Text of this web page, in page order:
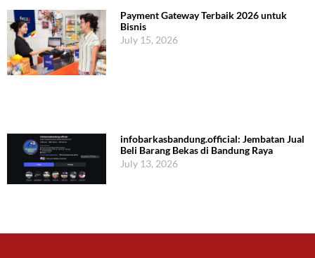
Payment Gateway Terbaik 2026 untuk
Bisnis
July 15, 2026
infobarkasbandung.official: Jembatan Jual
Beli Barang Bekas di Bandung Raya
July 13, 2026